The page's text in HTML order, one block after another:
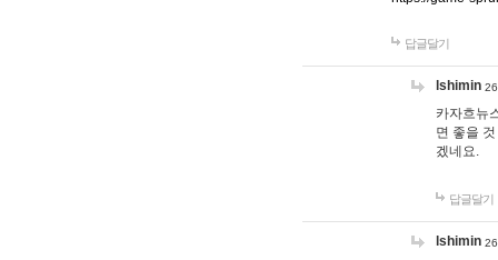
답글달기
lshimin
카자흐뉴
면 좋을
겠네요.
답글달기
lshimin